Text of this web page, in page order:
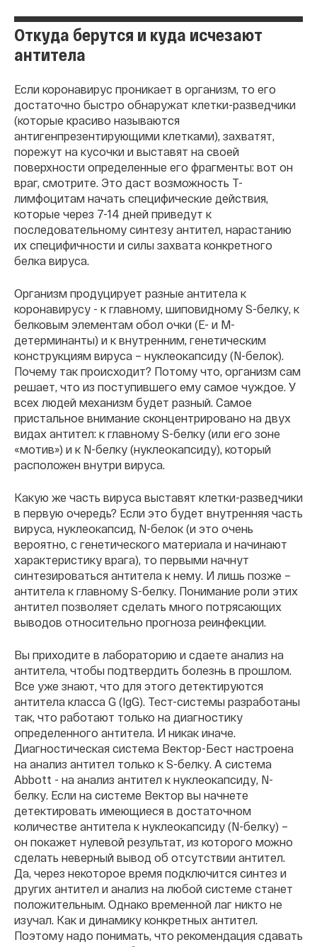
Откуда берутся и куда исчезают
антитела
Если коронавирус проникает в организм, то его
достаточно быстро обнаружат клетки-разведчики
(которые красиво называются
антигенпрезентирующими клетками), захватят,
порежут на кусочки и выставят на своей
поверхности определенные его фрагменты: вот он
враг, смотрите. Это даст возможность Т-
лимфоцитам начать специфические действия,
которые через 7-14 дней приведут к
последовательному синтезу антител, нарастанию
их специфичности и силы захвата конкретного
белка вируса.
Организм продуцирует разные антитела к
коронавирусу - к главному, шиповидному S-белку, к
белковым элементам обол очки (Е- и М-
детерминанты) и к внутренним, генетическим
конструкциям вируса – нуклеокапсиду (N-белок).
Почему так происходит? Потому что, организм сам
решает, что из поступившего ему самое чуждое. У
всех людей механизм будет разный. Самое
пристальное внимание сконцентрировано на двух
видах антител: к главному S-белку (или его зоне
«мотив») и к N-белку (нуклеокапсиду), который
расположен внутри вируса.
Какую же часть вируса выставят клетки-разведчики
в первую очередь? Если это будет внутренняя часть
вируса, нуклеокапсид, N-белок (и это очень
вероятно, с генетического материала и начинают
характеристику врага), то первыми начнут
синтезироваться антитела к нему. И лишь позже –
антитела к главному S-белку. Понимание роли этих
антител позволяет сделать много потрясающих
выводов относительно прогноза реинфекции.
Вы приходите в лабораторию и сдаете анализ на
антитела, чтобы подтвердить болезнь в прошлом.
Все уже знают, что для этого детектируются
антитела класса G (IgG). Тест-системы разработаны
так, что работают только на диагностику
определенного антитела. И никак иначе.
Диагностическая система Вектор-Бест настроена
на анализ антител только к S-белку. А система
Abbott - на анализ антител к нуклеокапсиду, N-
белку. Если на системе Вектор вы начнете
детектировать имеющиеся в достаточном
количестве антитела к нуклеокапсиду (N-белку) –
он покажет нулевой результат, из которого можно
сделать неверный вывод об отсутствии антител.
Да, через некоторое время подключится синтез и
других антител и анализ на любой системе станет
положительным. Однако временной лаг никто не
изучал. Как и динамику конкретных антител.
Поэтому надо понимать, что рекомендация сдавать